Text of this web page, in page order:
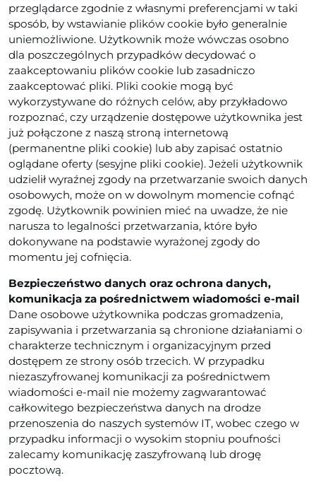
przeglądarce zgodnie z własnymi preferencjami w taki
sposób, by wstawianie plików cookie było generalnie
uniemożliwione. Użytkownik może wówczas osobno
dla poszczególnych przypadków decydować o
zaakceptowaniu plików cookie lub zasadniczo
zaakceptować pliki. Pliki cookie mogą być
wykorzystywane do różnych celów, aby przykładowo
rozpoznać, czy urządzenie dostępowe użytkownika jest
już połączone z naszą stroną internetową
(permanentne pliki cookie) lub aby zapisać ostatnio
oglądane oferty (sesyjne pliki cookie). Jeżeli użytkownik
udzielił wyraźnej zgody na przetwarzanie swoich danych
osobowych, może on w dowolnym momencie cofnąć
zgodę. Użytkownik powinien mieć na uwadze, że nie
narusza to legalności przetwarzania, które było
dokonywane na podstawie wyrażonej zgody do
momentu jej cofnięcia.
Bezpieczeństwo danych oraz ochrona danych,
komunikacja za pośrednictwem wiadomości e-mail
Dane osobowe użytkownika podczas gromadzenia,
zapisywania i przetwarzania są chronione działaniami o
charakterze technicznym i organizacyjnym przed
dostępem ze strony osób trzecich. W przypadku
niezaszyfrowanej komunikacji za pośrednictwem
wiadomości e-mail nie możemy zagwarantować
całkowitego bezpieczeństwa danych na drodze
przenoszenia do naszych systemów IT, wobec czego w
przypadku informacji o wysokim stopniu poufności
zalecamy komunikację zaszyfrowaną lub drogę
pocztową.